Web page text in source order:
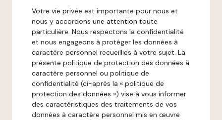
Votre vie privée est importante pour nous et
nous y accordons une attention toute
particulière. Nous respectons la confidentialité
et nous engageons à protéger les données à
caractère personnel recueillies à votre sujet. La
présente politique de protection des données à
caractère personnel ou politique de
confidentialité (ci-après la « politique de
protection des données ») vise à vous informer
des caractéristiques des traitements de vos
données à caractère personnel mis en œuvre